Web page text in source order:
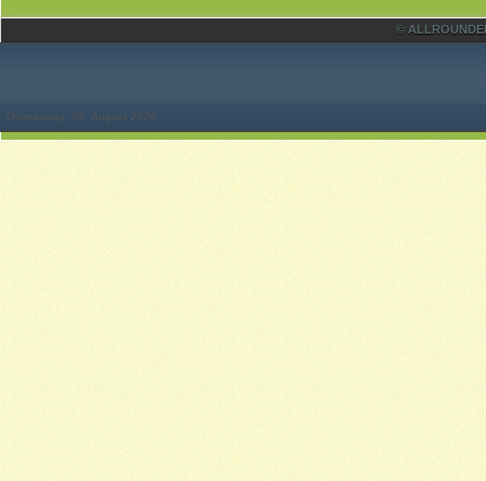
©
Donnerstag, 06. August 2026